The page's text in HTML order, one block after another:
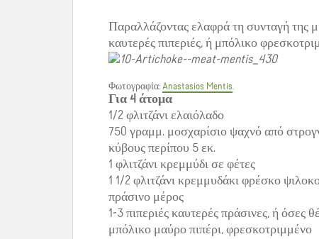
Παραλλάζοντας ελαφρά τη συνταγή της
καυτερές πιπεριές, ή μπόλικο
Φωτογραφία: Anastasios Mentis
Για 4 άτομα
1/2 φλιτζάνι ελαιόλαδο
750 γραμμ. μοσχαρίσιο ψαχνό από
κύβους περίπου 5 εκ.
1 φλιτζάνι κρεμμύδι σε φέτες
1 1/2 φλιτζάνι κρεμμυδάκι φρέσκο
πράσινο μέρος
1-3 πιπεριές καυτερές πράσινες, ή όσες
μπόλικο μαύρο πιπέρι, φρεσκοτριμμένο